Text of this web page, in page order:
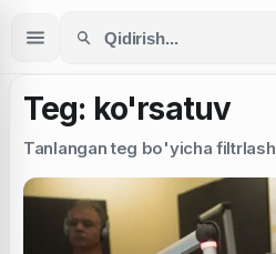
Teg: ko'rsatuv
Tanlangan teg bo'yicha filtrlash